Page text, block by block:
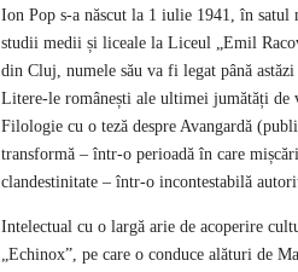
Ion Pop s-a născut la 1 iulie 1941, în satul
studii medii și liceale la Liceul „Emil
din Cluj, numele său va fi legat până
Litere-le românești ale ultimei jumătăți de
Filologie cu o teză despre Avangardă
transformă – într-o perioadă în care
clandestinitate – într-o incontestabilă
Intelectual cu o largă arie de acoperire
„Echinox”, pe care o conduce alături de